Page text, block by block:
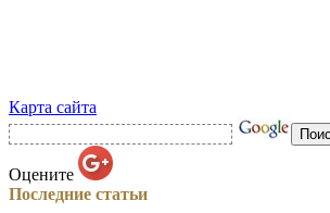
Карта сайта
Оцените
Последние статьи